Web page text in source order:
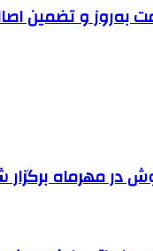
به‌روز و تضمین
در مهرماه برگزار